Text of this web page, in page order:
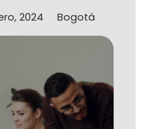
2024 Bogotá